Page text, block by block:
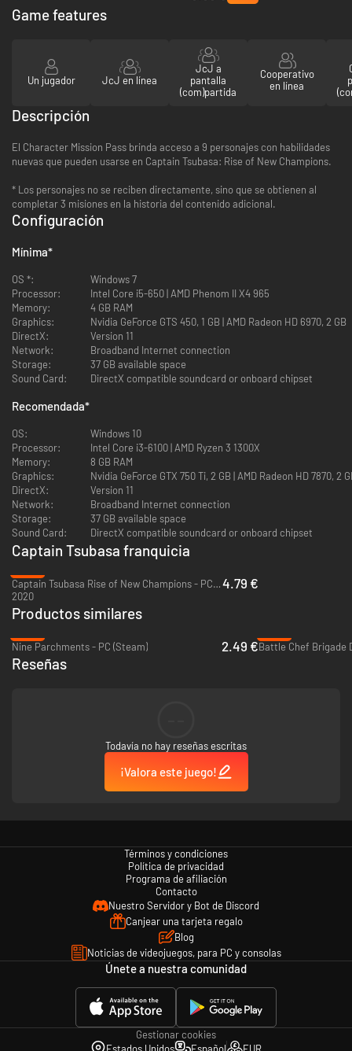
(Steam)
Game features
Un jugador JcJ en línea
JcJ a
pantalla
(com)partida
Cooperativo
en línea
Descripción
El Character Mission Pass brinda acceso a 9 personajes con habilidades
nuevas que pueden usarse en Captain Tsubasa: Rise of New Champions.
* Los personajes no se reciben directamente, sino que se obtienen al
completar 3 misiones en la historia del contenido adicional.
Configuración
Mínima*
OS *:
Windows 7
Processor:
Intel Core i5-650 | AMD Phenom II X4 965
Memory:
4 GB RAM
Graphics:
Nvidia GeForce GTS 450, 1 GB | AMD Radeon HD 6970, 2 GB
DirectX:
Version 11
Network:
Broadband Internet connection
Storage:
37 GB available space
Sound Card:
DirectX compatible soundcard or onboard chipset
Recomendada*
OS:
Windows 10
Processor:
Intel Core i3-6100 | AMD Ryzen 3 1300X
Memory:
8 GB RAM
Graphics:
Nvidia GeForce GTX 750 Ti, 2 GB | AMD Radeon HD 7870, 2
DirectX:
Version 11
Network:
Broadband Internet connection
Storage:
37 GB available space
Sound Card:
DirectX compatible soundcard or onboard chipset
Captain Tsubasa franquicia
Captain Tsubasa Rise of New Champions - PC (Steam)
2020
4.79 €
Productos similares
Nine Parchments - PC (Steam)
2.49 €Battle Chef Brigade
Reseñas
Todavía no hay reseñas escritas
¡Valora este juego!
Términos y condiciones
Política de privacidad
Programa de afiliación
Contacto
Nuestro Servidor y Bot de Discord
Canjear una tarjeta regalo
Blog
Noticias de videojuegos, para PC y consolas
Únete a nuestra comunidad
Gestionar cookies